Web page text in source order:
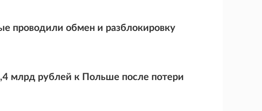
проводили обмен и разблокировку
млрд рублей к Польше после потери